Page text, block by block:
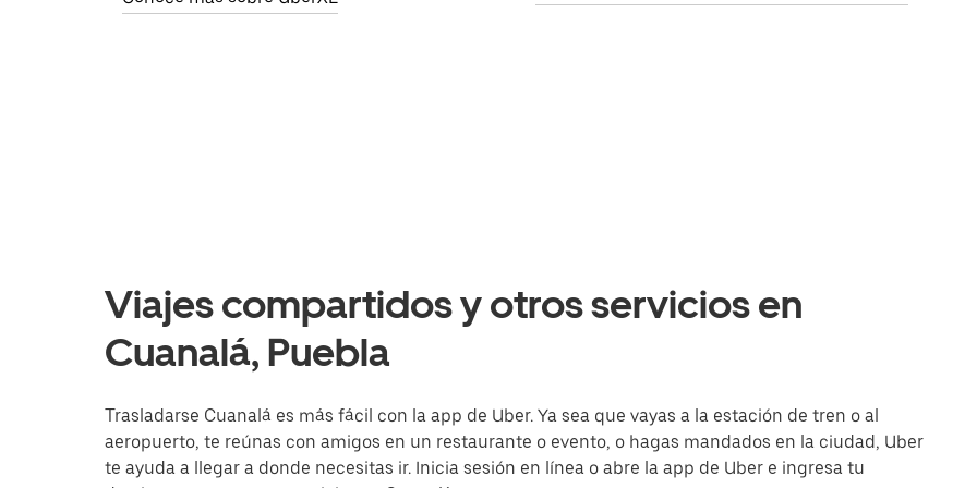
Viajes compartidos y otros servicios en
Cuanalá, Puebla
Trasladarse Cuanalá es más fácil con la app de Uber. Ya sea que vayas a la estación de tren o al
aeropuerto, te reúnas con amigos en un restaurante o evento, o hagas mandados en la ciudad, Uber
te ayuda a llegar a donde necesitas ir. Inicia sesión en línea o abre la app de Uber e ingresa tu